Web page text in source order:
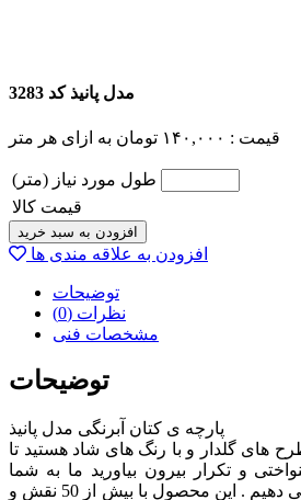
مدل پانیذ کد 3283
قیمت : ۱۴۰,۰۰۰ تومان به ازای هر متر
طول مورد نیاز (متر)
قیمت کالا
افزودن به سبد خرید
افزودن به علاقه مندی ها
توضیحات
نظرات (0)
مشخصات فنی
توضیحات
پارچه ی کتان آبرنگی مدل پانیذ
های گلدار و با رنگ های شاد هستید تا
و تکرار بیرون بیاورید ما به شما
پارچه ی پانیذ را پیشنهاد می دهیم . این محصول با بیش از 50 نقش و